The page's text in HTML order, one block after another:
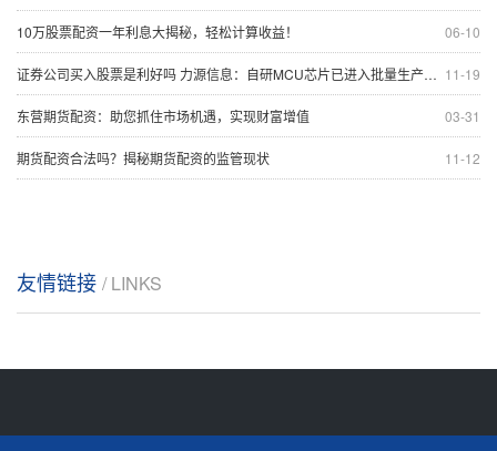
06-10
10万股票配资一年利息大揭秘，轻松计算收益！
11-19
证券公司买入股票是利好吗 力源信息：自研MCU芯片已进入批量生产阶段 量产规模将逐步爬坡
03-31
东营期货配资：助您抓住市场机遇，实现财富增值
11-12
期货配资合法吗？揭秘期货配资的监管现状
友情链接 / LINKS